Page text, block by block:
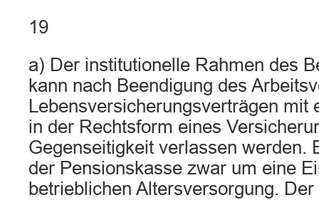
19
a) Der institutionelle Rahmen des
kann nach Beendigung des
Lebensversicherungsverträgen mit
in der Rechtsform eines
Gegenseitigkeit verlassen werden.
der Pensionskasse zwar um eine
betrieblichen Altersversorgung.